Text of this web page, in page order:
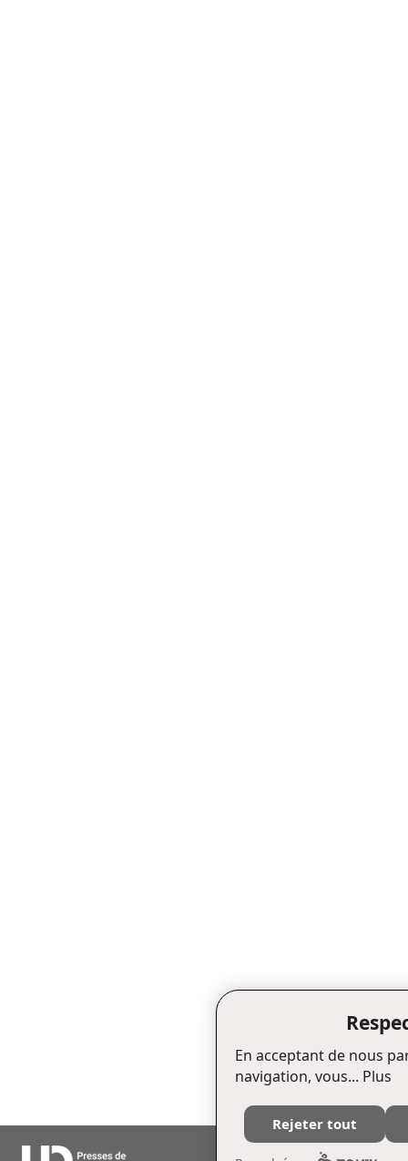
Édifice Fleurie, 480, de La Chapelle,
En acceptant de nous
navigation, vous... Plus
Rejeter tout